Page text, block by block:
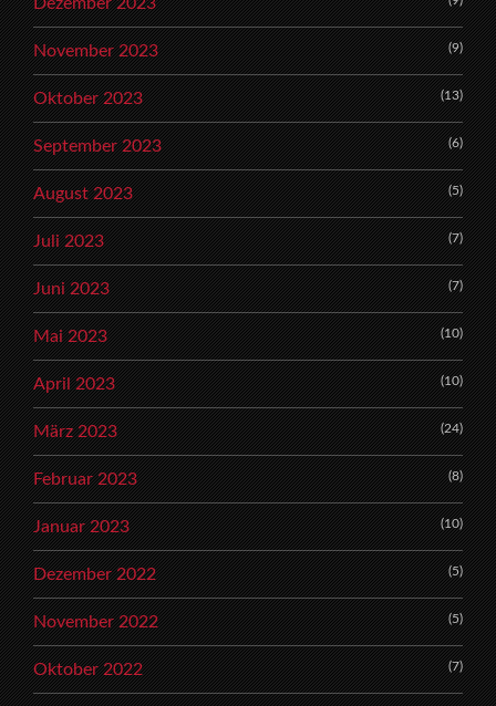
Dezember 2023
November 2023 (9)
Oktober 2023 (13)
September 2023 (6)
August 2023 (5)
Juli 2023 (7)
Juni 2023 (7)
Mai 2023 (10)
April 2023 (10)
März 2023 (24)
Februar 2023 (8)
Januar 2023 (10)
Dezember 2022 (5)
November 2022 (5)
Oktober 2022 (7)